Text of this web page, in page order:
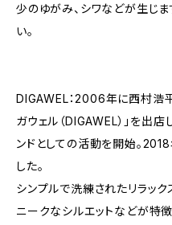
少のゆがみ、シワなどが生じ
い。
DIGAWEL：2006年に西村浩
ガウェル（DIGAWEL）」を出
ンドとしての活動を開始。
した。
シンプルで洗練されたリラック
ニークなシルエットなどが特